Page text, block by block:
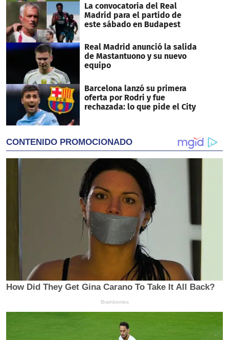
La convocatoria del Real
Madrid para el partido de
este sábado en Budapest
Real Madrid anunció la salida
de Mastantuono y su nuevo
equipo
Barcelona lanzó su primera
oferta por Rodri y fue
rechazada: lo que pide el City